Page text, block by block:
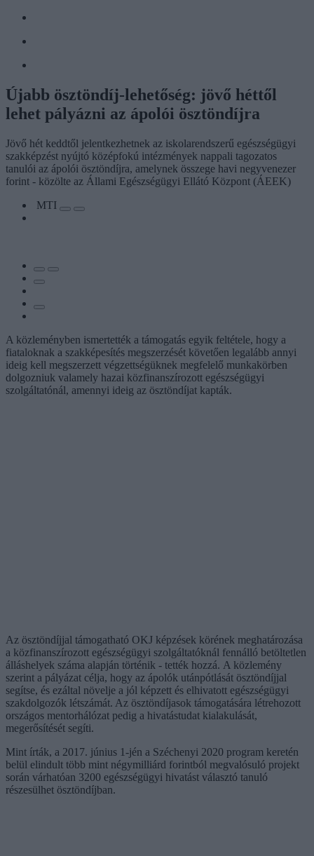
Újabb ösztöndíj-lehetőség: jövő héttől
lehet pályázni az ápolói ösztöndíjra
Jövő hét keddtől jelentkezhetnek az iskolarendszerű egészségügyi
szakképzést nyújtó középfokú intézmények nappali tagozatos
tanulói az ápolói ösztöndíjra, amelynek összege havi negyvenezer
forint - közölte az Állami Egészségügyi Ellátó Központ (ÁEEK)
MTI
A közleményben ismertették a támogatás egyik feltétele, hogy a
fiataloknak a szakképesítés megszerzését követően legalább annyi
ideig kell megszerzett végzettségüknek megfelelő munkakörben
dolgozniuk valamely hazai közfinanszírozott egészségügyi
szolgáltatónál, amennyi ideig az ösztöndíjat kapták.
Az ösztöndíjjal támogatható OKJ képzések körének meghatározása
a közfinanszírozott egészségügyi szolgáltatóknál fennálló betöltetlen
álláshelyek száma alapján történik - tették hozzá. A közlemény
szerint a pályázat célja, hogy az ápolók utánpótlását ösztöndíjjal
segítse, és ezáltal növelje a jól képzett és elhivatott egészségügyi
szakdolgozók létszámát. Az ösztöndíjasok támogatására létrehozott
országos mentorhálózat pedig a hivatástudat kialakulását,
megerősítését segíti.
Mint írták, a 2017. június 1-jén a Széchenyi 2020 program keretén
belül elindult több mint négymilliárd forintból megvalósuló projekt
során várhatóan 3200 egészségügyi hivatást választó tanuló
részesülhet ösztöndíjban.